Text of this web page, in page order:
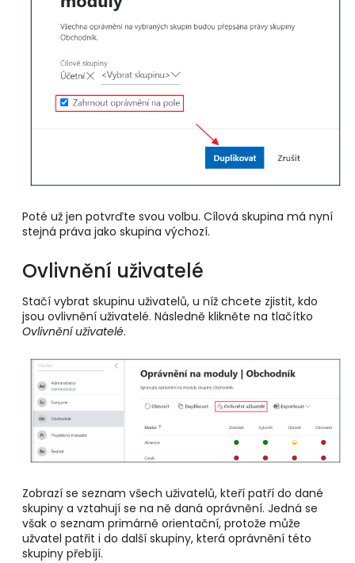
Poté už jen potvrďte svou volbu. Cílová skupina má nyní
stejná práva jako skupina výchozí.
Ovlivnění uživatelé
Stačí vybrat skupinu uživatelů, u níž chcete zjistit, kdo
jsou ovlivnění uživatelé. Následně klikněte na tlačítko
Ovlivnění uživatelé.
Zobrazí se seznam všech uživatelů, kteří patří do dané
skupiny a vztahují se na ně daná oprávnění. Jedná se
však o seznam primárně orientační, protože může
užvatel patřit i do další skupiny, která oprávnění této
skupiny přebíjí.